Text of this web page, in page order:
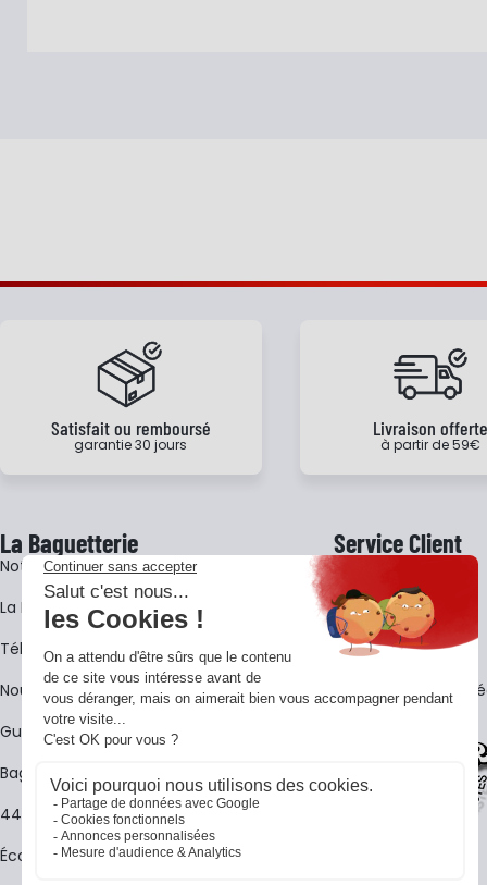
Satisfait ou remboursé
garantie 30 jours
Livraison offerte
à partir de 59€
La Baguetterie
Notre histoire
La BagShow
​Télécharger le catalogue
Nous contacter
Guides La Baguetterie
Baguetterie Shop Online
44 ans de rencontres
Écoles
Service Client
Garantie 3 ans
CGV
FAQ - Questions